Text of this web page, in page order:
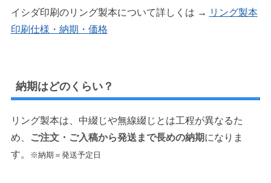
イシダ印刷のリング製本について詳しくは → リング製本
印刷仕様・納期・価格
納期はどのくらい？
リング製本は、中綴じや無線綴じとは工程が異なるた
め、
ご注文・ご入稿から発送まで長めの納期になりま
す。
※納期＝発送予定日